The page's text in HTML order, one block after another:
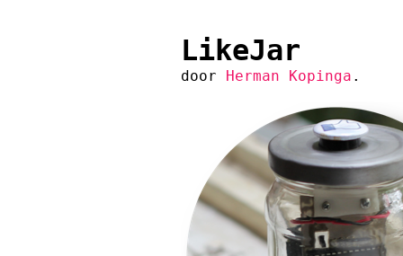
LikeJar
door Herman Kopinga .